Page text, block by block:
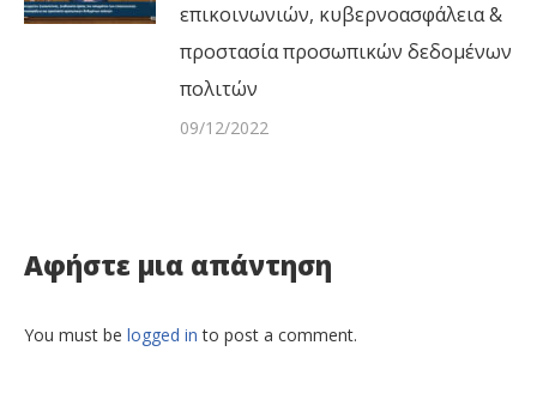
επικοινωνιών, κυβερνοασφάλεια &
προστασία προσωπικών δεδομένων
πολιτών
09/12/2022
Αφήστε μια απάντηση
You must be logged in to post a comment.